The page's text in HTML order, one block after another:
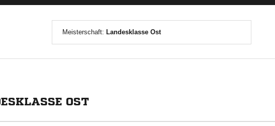
Meisterschaft: Landesklasse Ost
OST